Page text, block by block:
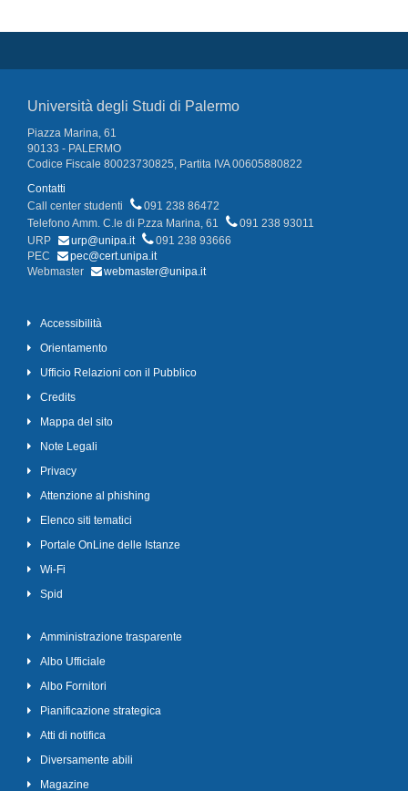
Università degli Studi di Palermo
Piazza Marina, 61
90133 - PALERMO
Codice Fiscale 80023730825, Partita IVA 00605880822
Contatti
Call center studenti
091 238 86472
Telefono Amm. C.le di P.zza Marina, 61
091 238 93011
URP
urp@unipa.it
091 238 93666
PEC
pec@cert.unipa.it
Webmaster
webmaster@unipa.it
Accessibilità
Orientamento
Ufficio Relazioni con il Pubblico
Credits
Mappa del sito
Note Legali
Privacy
Attenzione al phishing
Elenco siti tematici
Portale OnLine delle Istanze
Wi-Fi
Spid
Amministrazione trasparente
Albo Ufficiale
Albo Fornitori
Pianificazione strategica
Atti di notifica
Diversamente abili
Magazine